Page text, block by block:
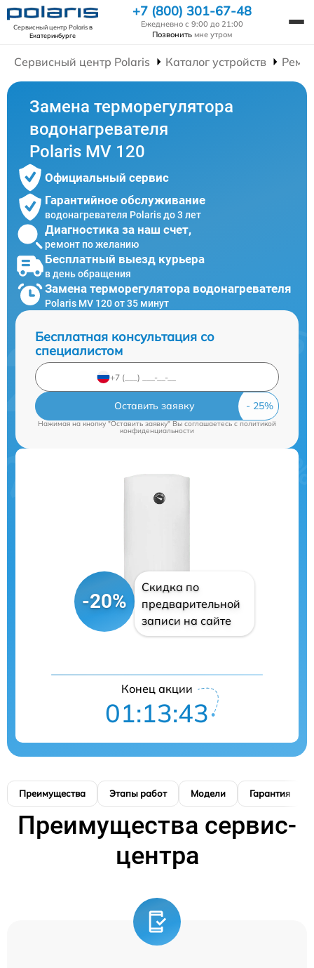
Сервисный центр Polarisв
Екатеринбурге
+7 (800) 301-67-48
Ежедневно с 9:00 до 21:00
Позвонить мне утром
Сервисный центр Polaris Каталог устройств
Замена терморегулятора
водонагревателя
Polaris MV 120
Официальный сервис
Гарантийное обслуживание
водонагревателя Polaris до 3 лет
Диагностика за наш счет,
ремонт по желанию
Бесплатный выезд курьера
в день обращения
Замена терморегулятора водонагревателя
Polaris MV 120 от 35 минут
Бесплатная консультация со
специалистом
Оставить заявку
Нажимая на кнопку "Оставить заявку" Вы соглашаетесь cполитикой
конфиденциальности
-20%
Скидка по
предварительной
записи на сайте
Конец акции
01:13:42
Преимущества Этапы работ Модели Гарантия
Преимущества сервис-
центра